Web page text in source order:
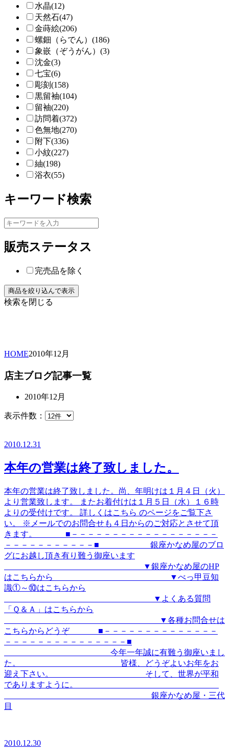
水晶(12)
天然石(47)
金蒔絵(206)
螺鈿（らでん）(186)
象嵌（ぞうがん）(3)
沈金(3)
七宝(6)
彫刻(158)
黒留袖(104)
留袖(220)
訪問着(372)
色無地(270)
附下(336)
小紋(227)
紬(198)
浴衣(55)
キーワード検索
販売ステータス
完売品を除く
検索を閉じる
HOME2010年12月
店主ブログ記事一覧
2010年12月
表示件数：
2010.12.31
本年の営業は終了致しました。
本年の営業は終了致しました。尚、年明けは１月４日（火）
より営業致します。 またお着付けは１月５日（水）１６時
よりの受付けです。 詳しくはこちら のページをご覧下さ
い。 ※メールでのお問合せも４日からのご対応とさせて頂
きます。 ■－－－－－－－－－－－－－－－－－－
－－－－－－－－－－－■ 銀座かなめ屋のブロ
グにお越し頂き有り難う御座います
▼銀座かなめ屋のHP
はこちらから ▼べっ甲豆知
識①～⑩はこちらから
▼よくある質問
「Ｑ＆Ａ」はこちらから
▼各種お問合せは
こちらからどうぞ ■－－－－－－－－－－－－－－
－－－－－－－－－－－－－－－■
今年一年誠に有難う御座いまし
た。 皆様、どうぞよいお年をお
迎え下さい。 そして、世界が平和
でありますように。
銀座かなめ屋・三代
目
2010.12.30